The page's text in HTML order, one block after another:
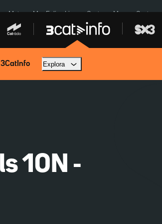
a Meta Mor Felipe Lipe Ceuta Menors Ceuta
3CatInfo Explora
10N -